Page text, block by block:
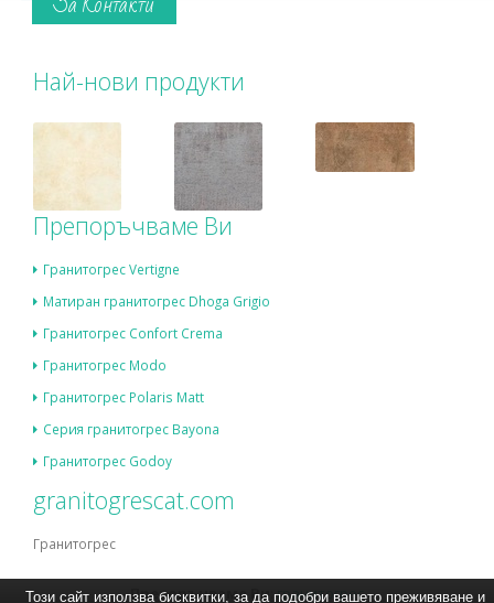
Най-нови продукти
Препоръчваме Ви
Гранитогрес Vertigne
Матиран гранитогрес Dhoga Grigio
Гранитогрес Confort Crema
Гранитогрес Modo
Гранитогрес Polaris Matt
Серия гранитогрес Bayona
Гранитогрес Godoy
granitogrescat.com
Гранитогрес
Препоръчваме Ви :гранитогрес
Този сайт използва бисквитки, за да подобри вашето преживяване и